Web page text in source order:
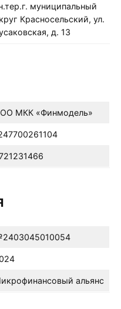
муниципальный
Красносельский, ул.
д. 13
МКК «Финмодель»
альянс